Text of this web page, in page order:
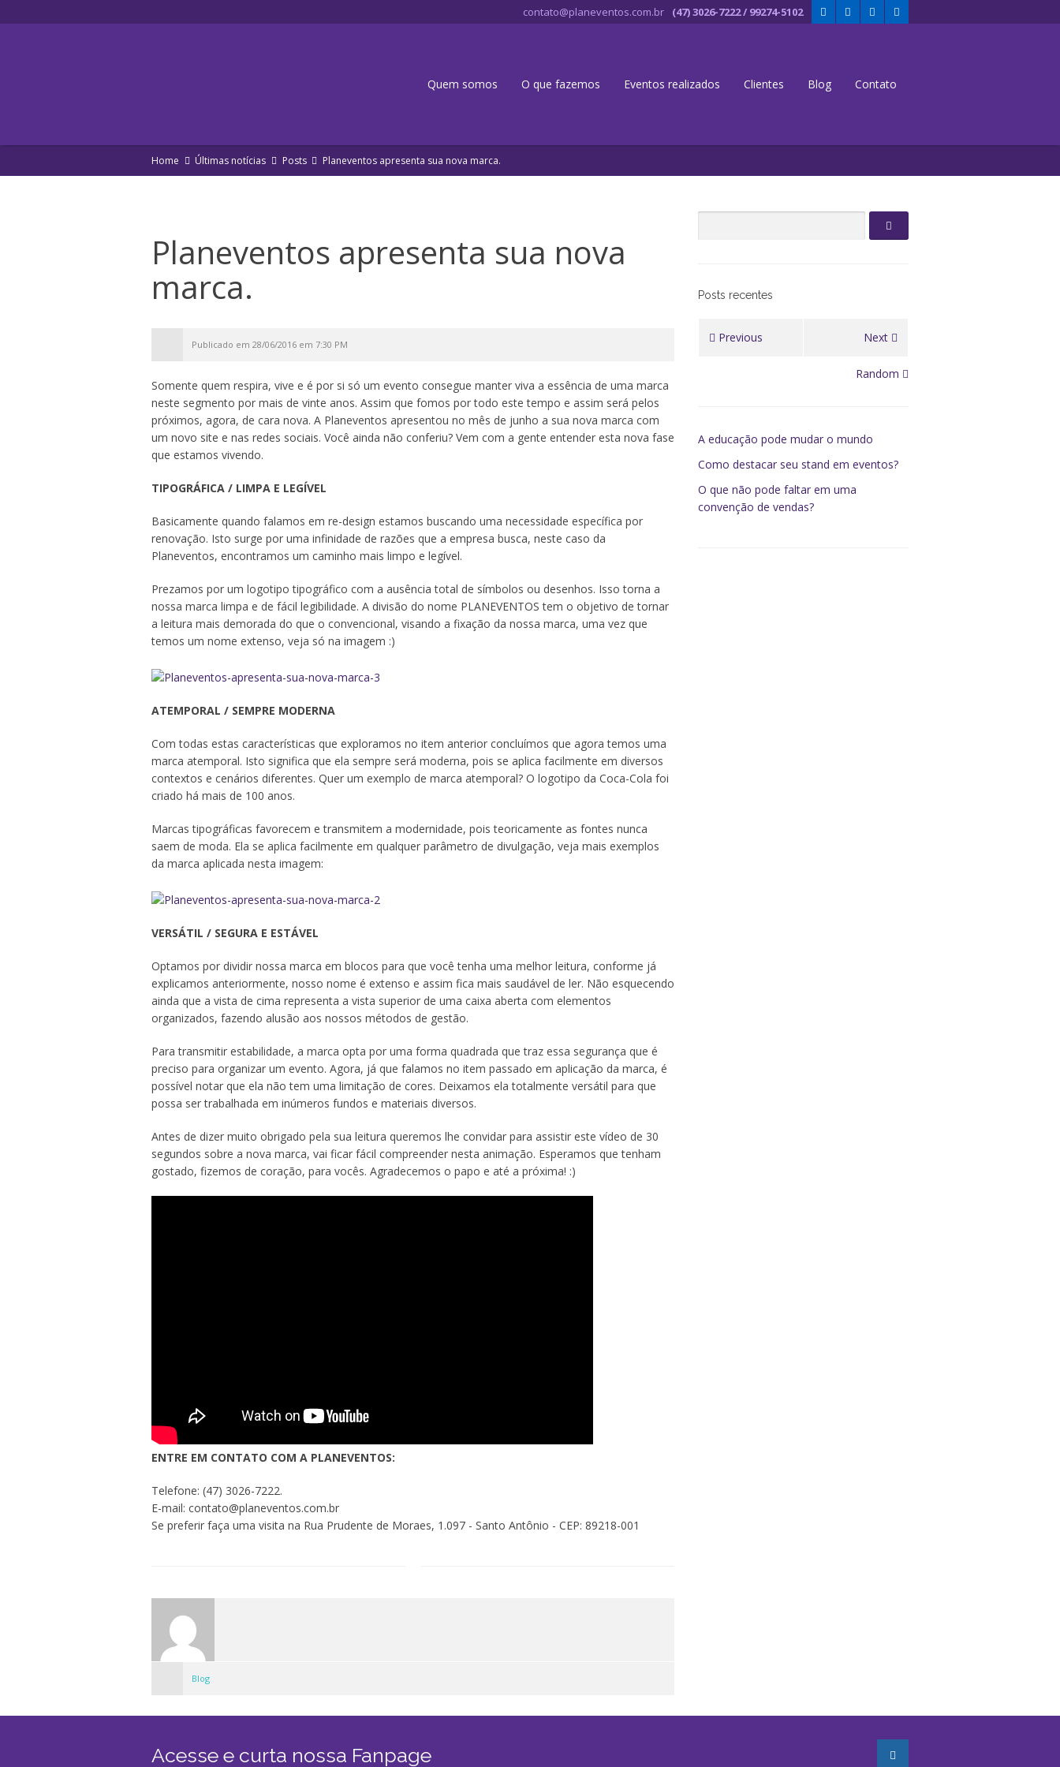
contato@planeventos.com.br (47) 3026-7222 / 99274-5102
Quem somos O que fazemos Eventos realizados Clientes Blog Contato
Home Últimas notícias Posts Planeventos apresenta sua nova marca.
Planeventos apresenta sua nova
marca.
Publicado em 28/06/2016 em 7:30 PM
Somente quem respira, vive e é por si só um evento consegue manter viva a essência de uma marca
neste segmento por mais de vinte anos. Assim que fomos por todo este tempo e assim será pelos
próximos, agora, de cara nova. A Planeventos apresentou no mês de junho a sua nova marca com
um novo site e nas redes sociais. Você ainda não conferiu? Vem com a gente entender esta nova fase
que estamos vivendo.
TIPOGRÁFICA / LIMPA E LEGÍVEL
Basicamente quando falamos em re-design estamos buscando uma necessidade específica por
renovação. Isto surge por uma infinidade de razões que a empresa busca, neste caso da
Planeventos, encontramos um caminho mais limpo e legível.
Prezamos por um logotipo tipográfico com a ausência total de símbolos ou desenhos. Isso torna a
nossa marca limpa e de fácil legibilidade. A divisão do nome PLANEVENTOS tem o objetivo de tornar
a leitura mais demorada do que o convencional, visando a fixação da nossa marca, uma vez que
temos um nome extenso, veja só na imagem :)
ATEMPORAL / SEMPRE MODERNA
Com todas estas características que exploramos no item anterior concluímos que agora temos uma
marca atemporal. Isto significa que ela sempre será moderna, pois se aplica facilmente em diversos
contextos e cenários diferentes. Quer um exemplo de marca atemporal? O logotipo da Coca-Cola foi
criado há mais de 100 anos.
Marcas tipográficas favorecem e transmitem a modernidade, pois teoricamente as fontes nunca
saem de moda. Ela se aplica facilmente em qualquer parâmetro de divulgação, veja mais exemplos
da marca aplicada nesta imagem:
VERSÁTIL / SEGURA E ESTÁVEL
Optamos por dividir nossa marca em blocos para que você tenha uma melhor leitura, conforme já
explicamos anteriormente, nosso nome é extenso e assim fica mais saudável de ler. Não esquecendo
ainda que a vista de cima representa a vista superior de uma caixa aberta com elementos
organizados, fazendo alusão aos nossos métodos de gestão.
Para transmitir estabilidade, a marca opta por uma forma quadrada que traz essa segurança que é
preciso para organizar um evento. Agora, já que falamos no item passado em aplicação da marca, é
possível notar que ela não tem uma limitação de cores. Deixamos ela totalmente versátil para que
possa ser trabalhada em inúmeros fundos e materiais diversos.
Antes de dizer muito obrigado pela sua leitura queremos lhe convidar para assistir este vídeo de 30
segundos sobre a nova marca, vai ficar fácil compreender nesta animação. Esperamos que tenham
gostado, fizemos de coração, para vocês. Agradecemos o papo e até a próxima! :)
ENTRE EM CONTATO COM A PLANEVENTOS:
Telefone: (47) 3026-7222.
E-mail: contato@planeventos.com.br
Se preferir faça uma visita na Rua Prudente de Moraes, 1.097 - Santo Antônio - CEP: 89218-001
Blog
Posts recentes
Previous Next
Random
A educação pode mudar o mundo
Como destacar seu stand em eventos?
O que não pode faltar em uma
convenção de vendas?
Acesse e curta nossa Fanpage